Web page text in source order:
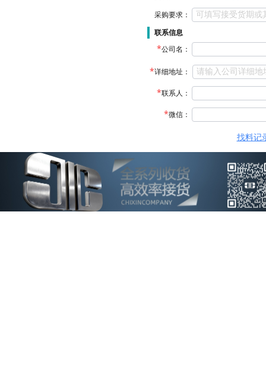
采购要求：
联系信息
公司名：
详细地址：
联系人：
微信：
找料记